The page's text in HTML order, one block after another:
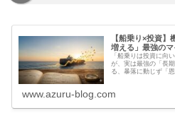
【船乗り×投資
増える」最強のマ
「船乗りは投資に向
が、実は最強の「長
る、暴落に動じず「
www.azuru-blog.com